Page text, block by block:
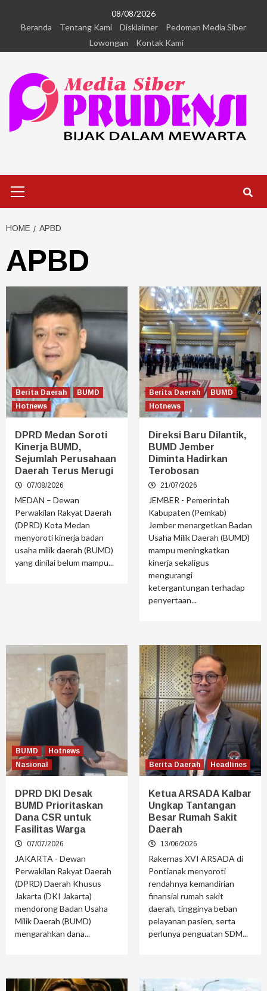
08/08/2026
Beranda
Tentang Kami Disklaimer
Pedoman Media Siber
Lowongan
Kontak Kami
HOME APBD
APBD
Berita Daerah
BUMD
Hotnews
DPRD Medan Soroti
Kinerja BUMD,
Sejumlah Perusahaan
Daerah Terus Merugi
07/08/2026
MEDAN – Dewan
Perwakilan Rakyat Daerah
(DPRD) Kota Medan
menyoroti kinerja badan
usaha milik daerah (BUMD)
yang dinilai belum mampu...
Berita Daerah
BUMD
Hotnews
Direksi Baru Dilantik,
BUMD Jember
Diminta Hadirkan
Terobosan
21/07/2026
JEMBER - Pemerintah
Kabupaten (Pemkab)
Jember menargetkan Badan
Usaha Milik Daerah (BUMD)
mampu meningkatkan
kinerja sekaligus
mengurangi
ketergantungan terhadap
penyertaan...
BUMD
Hotnews
Nasional
DPRD DKI Desak
BUMD Prioritaskan
Dana CSR untuk
Fasilitas Warga
07/07/2026
JAKARTA - Dewan
Perwakilan Rakyat Daerah
(DPRD) Daerah Khusus
Jakarta (DKI Jakarta)
mendorong Badan Usaha
Milik Daerah (BUMD)
mengarahkan dana...
Berita Daerah Headlines
Ketua ARSADA Kalbar
Ungkap Tantangan
Besar Rumah Sakit
Daerah
13/06/2026
Rakernas XVI ARSADA di
Pontianak menyoroti
rendahnya kemandirian
finansial rumah sakit
daerah, tingginya beban
pelayanan pasien, serta
perlunya penguatan SDM...